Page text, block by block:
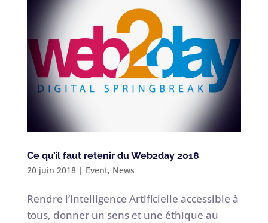
Ce qu’il faut retenir du Web2day 2018
20 juin 2018| Event, News
Rendre l’Intelligence Artificielle accessible à
tous, donner un sens et une éthique au